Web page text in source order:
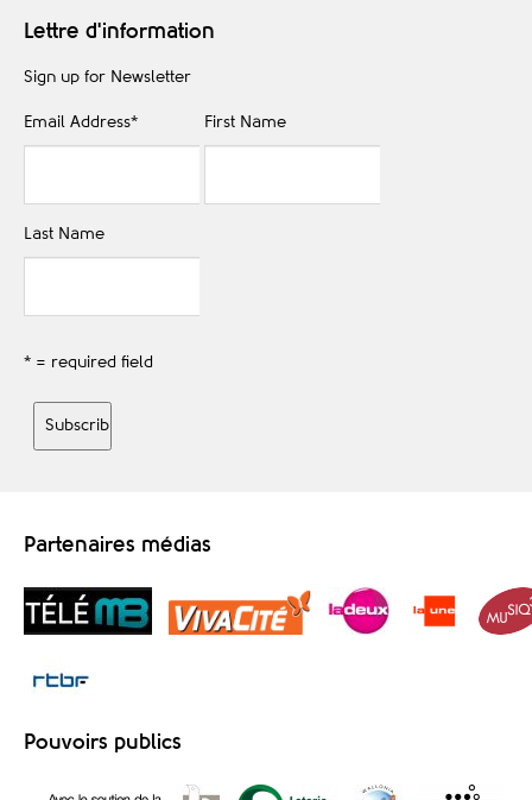
Lettre d'information
Sign up for Newsletter
Email Address* First Name
Last Name
* = required field
Partenaires médias
Pouvoirs publics